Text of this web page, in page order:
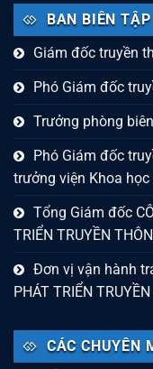
BAN BIÊN TẬP
Giám đốc truyền
Phó Giám đốc
Trưởng phòng
Phó Giám đốc
trưởng viện Khoa
Tổng Giám đốc
TRIỂN TRUYỀN
Đơn vị vận hành
PHÁT TRIỂN
CÁC CHUYÊN